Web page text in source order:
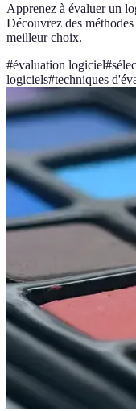
Apprenez à évaluer un
Découvrez des
meilleur choix.
#évaluation logiciel#
logiciels#techniques